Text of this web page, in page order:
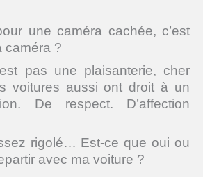
une caméra cachée, c’est
caméra ?
pas une plaisanterie, cher
voitures aussi ont droit à un
De respect. D’affection
rigolé… Est-ce que oui ou
avec ma voiture ?